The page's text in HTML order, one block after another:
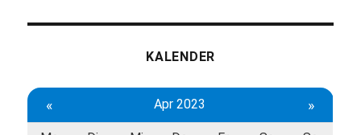
KALENDER
« Apr 2023 »